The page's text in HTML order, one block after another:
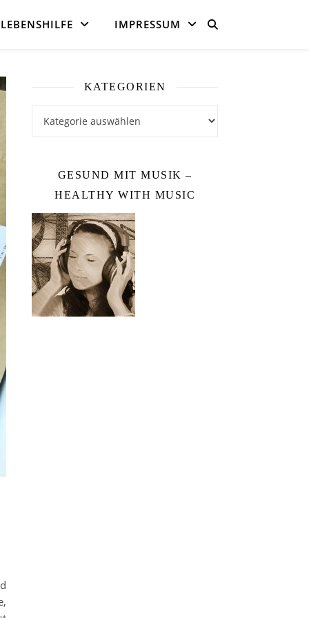
LEBENSHILFE IMPRESSUM
KATEGORIEN
GESUND MIT MUSIK –
HEALTHY WITH MUSIC